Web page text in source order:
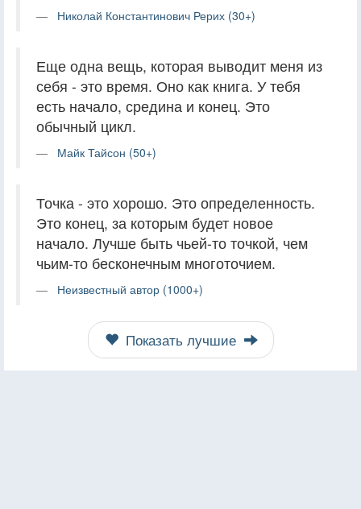
Николай Константинович Рерих (30+)
Еще одна вещь, которая выводит меня из
себя - это время. Оно как книга. У тебя
есть начало, средина и конец. Это
обычный цикл.
Майк Тайсон (50+)
Точка - это хорошо. Это определенность.
Это конец, за которым будет новое
начало. Лучше быть чьей-то точкой, чем
чьим-то бесконечным многоточием.
Неизвестный автор (1000+)
Показать лучшие